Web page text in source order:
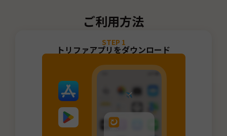
ご利用方法
STEP 1
トリファアプリをダウンロード